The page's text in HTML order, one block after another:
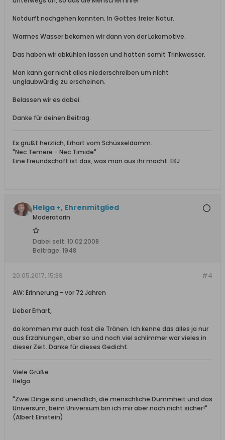
Notdurft nachgehen konnten. In Gottes freier Natur.
Warmes Wasser bekamen wir dann von der Lokomotive.
Das haben wir abkühlen lassen und hatten somit Trinkwasser.
Man kann gar nicht alles niederschreiben um nicht
unglaubwürdig zu erscheinen.
Belassen wir es dabei.
Danke für deinen Beitrag.
Es grüßt herzlich, Erhart vom Schüsseldamm.
"Nec Temere - Nec Timide"
Eine Freundschaft ist das, was man aus ihr macht. EKJ
Helga +, Ehrenmitglied
Moderatorin
Dabei seit: 10.02.2008
Beiträge: 1948
#4
20.05.2017, 15:39
AW: Erinnerung - vor 72 Jahren
Lieber Erhart,
da kommen mir auch fast die Tränen. Ich kenne das alles ja nur
aus Erzählungen, aber so und noch viel schlimmer war vieles in
dieser Zeit. Danke für dieses Gedicht.
Viele Grüße
Helga
"Zwei Dinge sind unendlich, die menschliche Dummheit und das
Universum, beim Universum bin ich mir aber noch nicht sicher!"
(Albert Einstein)